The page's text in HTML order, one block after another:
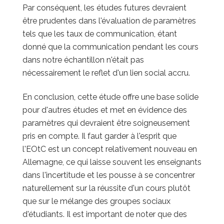
Par conséquent, les études futures devraient
être prudentes dans l'évaluation de paramètres
tels que les taux de communication, étant
donné que la communication pendant les cours
dans notre échantillon n'était pas
nécessairement le reflet d'un lien social accru.
En conclusion, cette étude offre une base solide
pour d'autres études et met en évidence des
paramètres qui devraient être soigneusement
pris en compte. Il faut garder à l'esprit que
l'EOtC est un concept relativement nouveau en
Allemagne, ce qui laisse souvent les enseignants
dans l'incertitude et les pousse à se concentrer
naturellement sur la réussite d'un cours plutôt
que sur le mélange des groupes sociaux
d'étudiants. Il est important de noter que des